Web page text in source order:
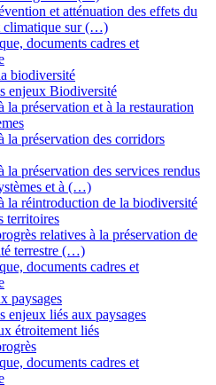
et atténuation des effets du
climatique sur (…)
documents cadres et
biodiversité
enjeux Biodiversité
la préservation et à la restauration
la préservation des corridors
la préservation des services rendus
et à (…)
la réintroduction de la biodiversité
territoires
relatives à la préservation de
terrestre (…)
documents cadres et
paysages
enjeux liés aux paysages
étroitement liés
documents cadres et